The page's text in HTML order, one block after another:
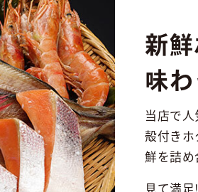
新
味
当店で人
殻付きホ
鮮を詰め
見て満